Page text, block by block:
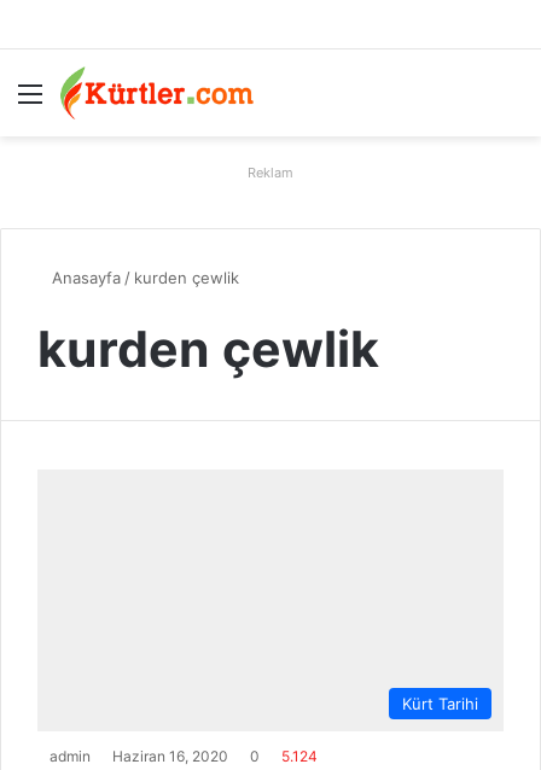
Menü
Reklam
Anasayfa / kurden çewlik
kurden çewlik
Kürt Tarihi
admin Haziran 16, 2020 0 5.124